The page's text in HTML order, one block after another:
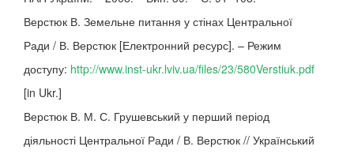
Верстюк В. Земельне питання у стінах Центральної
Ради / В. Верстюк [Електронний ресурс]. – Режим
доступу: http://www.inst-ukr.lviv.ua/files/23/580Verstiuk.pdf
[in Ukr.]
Верстюк В. М. С. Грушевський у перший період
діяльності Центральної Ради / В. Верстюк // Український